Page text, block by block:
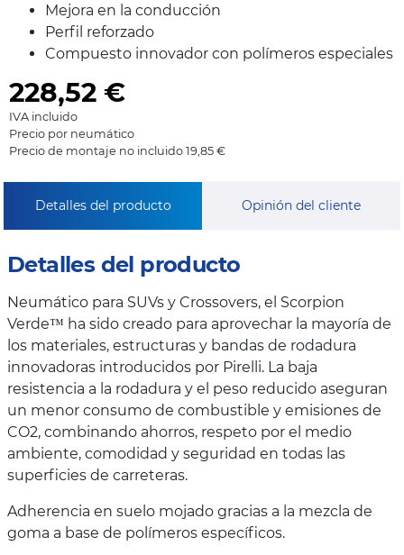
Mejora en la conducción
Perfil reforzado
Compuesto innovador con polímeros especiales
228,52 €
IVA incluido
Precio por neumático
Precio de montaje no incluido 19,85 €
Detalles del producto Opinión del cliente
Detalles del producto
Neumático para SUVs y Crossovers, el Scorpion
Verde™ ha sido creado para aprovechar la mayoría de
los materiales, estructuras y bandas de rodadura
innovadoras introducidos por Pirelli. La baja
resistencia a la rodadura y el peso reducido aseguran
un menor consumo de combustible y emisiones de
CO2, combinando ahorros, respeto por el medio
ambiente, comodidad y seguridad en todas las
superficies de carreteras.
Adherencia en suelo mojado gracias a la mezcla de
goma a base de polímeros específicos.